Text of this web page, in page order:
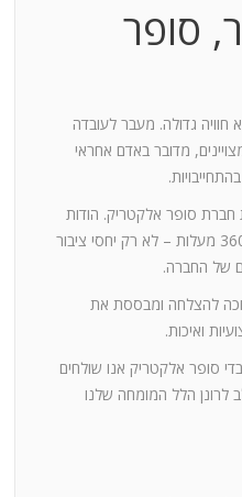
סופר
חוויה גדולה. מעבר לעובדה
מדובר באדם אחראי
חברת סופר אלקטריק. הודות
לרונן הלל אנו מקבלים שירות של 360 מעלות – לא רק יחסי ציבור
של החברה.
להצלחה ומבססת את
ואיכות.
סופר אלקטריק אנו שולחים
הלל המומחה שלנו